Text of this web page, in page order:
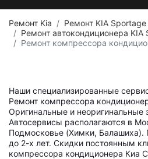
Ремонт Kia
Ремонт KIA Sportage
Ремонт автокондиционера KIA
Ремонт компрессора
Наши специализированные
Ремонт компрессора
Оригинальные и неоригинальные
Автосервисы располагаются в
Подмосковье (Химки, Балашиха).
до 2-х лет. Скидки постоянным
компрессора кондиционера Киа